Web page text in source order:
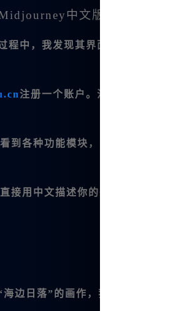
中文版
程中，我发现其界面设计友好，以
注册一个账户。注册过程简单，
到各种功能模块，比如绘图、编辑
接用中文描述你的想法，点击生成
边日落”的画作，我只需输入“海